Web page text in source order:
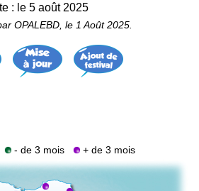
: le 5 août 2025
OPALEBD, le 1 Août 2025.
- de 3 mois + de 3 mois